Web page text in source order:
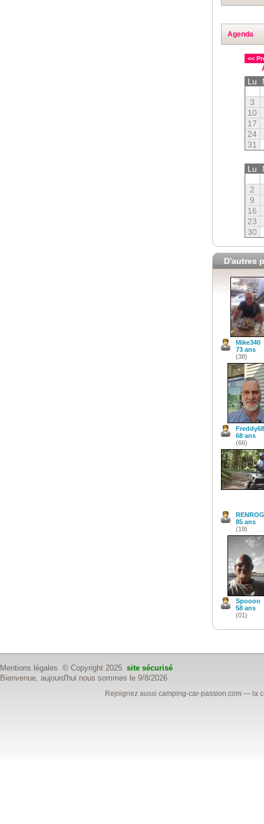
Agenda
<<
Lu
3
10
17
24
31
Lu
2
9
16
23
30
D'autres
Mike340
73 ans
(38)
Freddy68
68 ans
(66)
85 ans
(19)
Spoooo
58 ans
(01)
Mentions légales © Copyright 2025 site sécurisé
Bienvenue, aujourd'hui nous sommes le 9/8/2026
Rejoignez aussicamping-car-passion.com — la